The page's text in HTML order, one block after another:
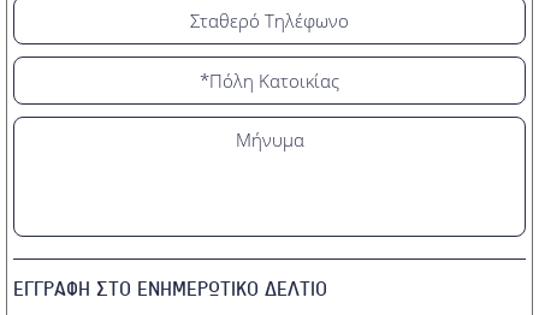
ΕΓΓΡΑΦΗ ΣΤΟ ΕΝΗΜΕΡΩΤΙΚΟ ΔΕΛΤΙΟ